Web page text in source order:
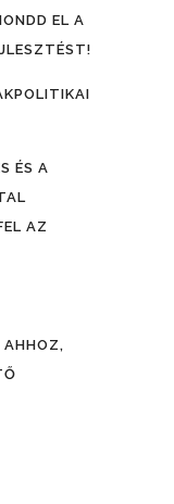
EL A
ÉS A
AZ
AHHOZ,